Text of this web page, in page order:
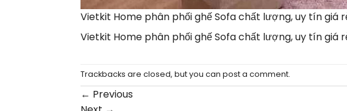
Vietkit Home phân phối ghế Sofa chất lượng, uy tín giá
Vietkit Home phân phối ghế Sofa chất lượng, uy tín giá
Trackbacks are closed, but you can post a comment.
← Previous